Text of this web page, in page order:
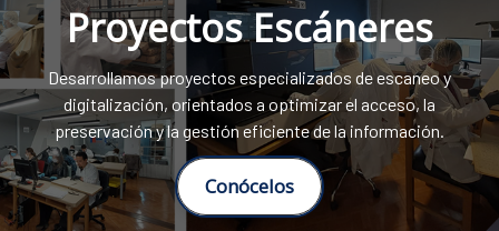
Proyectos Escáneres
Desarrollamos proyectos especializados de escaneo y
digitalización, orientados a optimizar el acceso, la
preservación y la gestión eficiente de la información.
Conócelos